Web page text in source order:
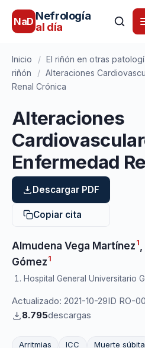
NaD Nefrología
al día
Inicio / El riñón en otras
riñón
/ Alteraciones
Renal Crónica
Alteraciones
Enfermedad
Descargar PDF
Copiar cita
Almudena Vega Martínez 1
Gómez 1
Hospital General Universitario
Actualizado: 2021-10-29ID RO-
8.795descargas
Arritmias ICC Muerte súbita